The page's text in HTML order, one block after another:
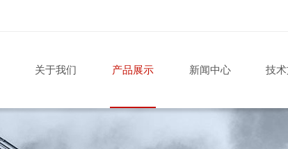
关于我们 产品展示 新闻中心 技